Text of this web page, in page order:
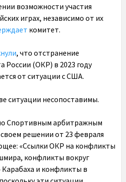
возможности участия
играх, независимо от их
комитет.
, что отстранение
России (ОКР) в 2023 году
от ситуации с США.
ситуации несопоставимы.
Спортивным арбитражным
решении от 23 февраля
«Ссылки ОКР на конфликты
конфликты вокруг
и конфликты в